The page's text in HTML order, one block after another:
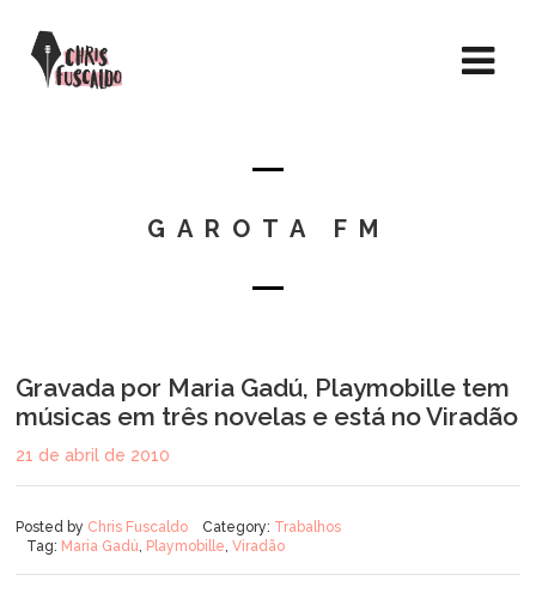
GAROTA FM
Gravada por Maria Gadú, Playmobille tem
músicas em três novelas e está no Viradão
21 de abril de 2010
Posted by Chris Fuscaldo Category: Trabalhos
Tag: Maria Gadú, Playmobille, Viradão